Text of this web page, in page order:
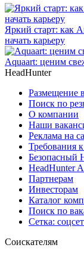
Яркий старт: как
начать карьеру
Aquaart: ценим
HeadHunter
Размещение
Поиск по
О компании
Наши
Реклама на
Требования
Безопасный
HeadHunter
Партнерам
Инвесторам
Каталог
Поиск по
Сетка:
Соискателям